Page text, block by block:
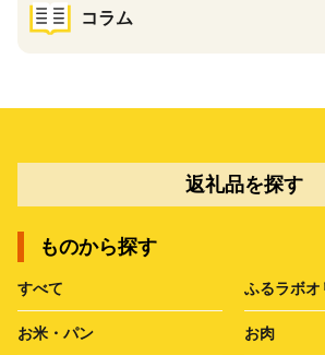
コラム
返礼品を探す
ものから探す
すべて ふるラボオ
お米・パン お肉